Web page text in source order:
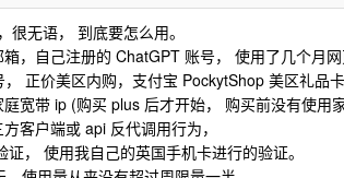
很无语， 到底要怎么用。
，自己注册的 ChatGPT 账号， 使用了几个月网
正价美区内购，支付宝 PockytShop 美区礼品卡
宽带 ip (购买 plus 后才开始， 购买前没有使用
客户端或 api 反代调用行为，
， 使用我自己的英国手机卡进行的验证。